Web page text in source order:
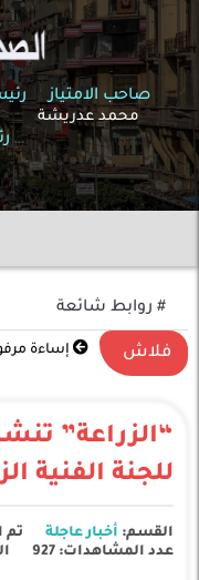
صاحب الامتياز
محمد عدريشة
# روابط شائعة
فلاش
تصعيد
“الزراعة”
للجنة الفنية
القسم: أخبار عاجلة
تم
عدد المشاهدات: 927